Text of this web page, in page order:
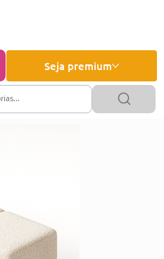
Seja premium